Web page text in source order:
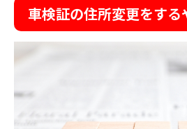
車検証の住所変更をす